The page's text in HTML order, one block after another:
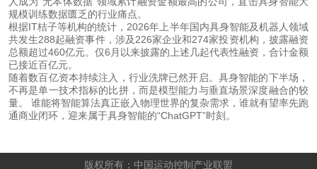
规模训练数据匮乏的行业痛点。
根据IT桔子等机构的统计，2026年上半年国内具身智能及机器人领域
共发生288起融资事件，涉及226家企业和274家投资机构，披露融资
总额超过460亿元。仅6月以来披露的上述几起代表性融资，合计金额
已接近百亿元。
随着数百亿资本持续注入，行业洗牌已然开启。具身智能的下半场，
不再是单一技术指标的比拼，而是模型能力与垂直场景深度融合的较
量。 谁能将智能算法真正嵌入物理世界的复杂需求，谁就有望率先跑
通商业闭环，迎来属于具身智能的“ChatGPT”时刻。
版权所有：中国运动控制产业联盟